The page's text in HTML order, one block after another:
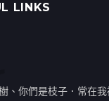
LINKS
、你們是枝子．常在